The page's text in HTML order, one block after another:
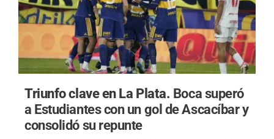
Triunfo clave en La Plata. Boca superó
a Estudiantes con un gol de Ascacíbar y
consolidó su repunte